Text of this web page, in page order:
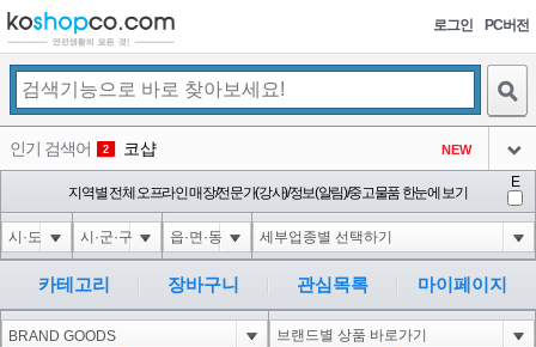
로그인 PC버전
인기 검색어 2 코샵 NEW
3 10'XOR(1*if(now()=sysdate(),sleep(15),0))XOR'Z
아이콘
4 1'||DBMS_PIPE.RECEIVE_MESSAGE(CHR(98)||CHR(98)||CHR(98),15)||'
아이콘
5 1*if(now()=sysdate(),sleep(15),0)
아이콘
2
6 10"XOR(1*if(now()=sysdate(),sleep(15),0))XOR"Z
아이콘
2
지역별 전체 오프라인 매장/전문가(강사)/정보(알림)/중고물품 한눈에 보기
E
카테고리 장바구니 관심목록 마이페이지